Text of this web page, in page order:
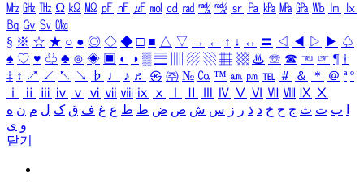
㎒ ㎓ ㎔ Ω ㏀ ㏁ ㎊ ㎋ ㎌ ㏖ ㏅ ㎭ ㎮ ㎯ ㏛ ㎩ ㎪ ㎫ ㎬ ㏝ ㏐
㏓
㏃ ㏉ ㏜ ㏆
§ ※ ☆ ★ ○ ● ◎ ◇ ◆ □ ■ △ ▽ → ← ↑ ↓ ↔ 〓 ◁ ◀ ▷ ▶ ♤
♠ ♡ ♥ ♧ ♣ ⊙ ◈ ▣ ◐ ◑ ▒ ▤ ▨ ▧ ▦ ▩ ♨ ☏ ☎ ☜ ☞ ¶ †
‡ ↕ ↗ ↙ ↖ ↘ ♭ ♩ ♪ ♬ ㉿ ㈜ № ㏇ ™ ㏂ ㏘ ℡ ＃ ＆ ＊ ＠ ª º
ⅰ
ⅱ ⅲ ⅳ ⅴ ⅵ ⅶ ⅷ ⅸ ⅹ Ⅳ Ⅴ Ⅵ Ⅶ Ⅷ Ⅸ Ⅹ
ب ت ث ج ح خ د ذ ر ز س ش ص ض ط ظ ع غ ف ق ک ل م ن ه
و ی
닫기